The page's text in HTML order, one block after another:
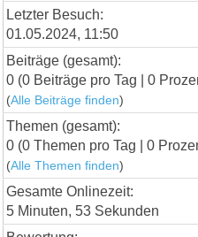
Letzter Besuch:
01.05.2024, 11:50
Beiträge (gesamt):
0 (0 Beiträge pro Tag | 0
(Alle Beiträge finden)
Themen (gesamt):
0 (0 Themen pro Tag | 0
(Alle Themen finden)
Gesamte Onlinezeit:
5 Minuten, 53 Sekunden